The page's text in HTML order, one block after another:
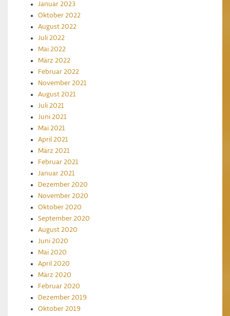
Januar 2023
Oktober 2022
August 2022
Juli 2022
Mai 2022
März 2022
Februar 2022
November 2021
August 2021
Juli 2021
Juni 2021
Mai 2021
April 2021
März 2021
Februar 2021
Januar 2021
Dezember 2020
November 2020
Oktober 2020
September 2020
August 2020
Juni 2020
Mai 2020
April 2020
März 2020
Februar 2020
Dezember 2019
Oktober 2019